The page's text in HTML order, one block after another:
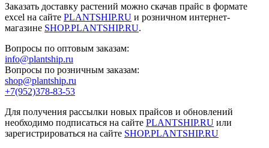
Заказать доставку растений можно скачав прайс в формате
excel на сайте PLANTSHIP.RU и розничном интернет-
магазине SHOP.PLANTSHIP.RU.
Вопросы по оптовым заказам:
info@plantship.ru
Вопросы по розничным заказам:
shop@plantship.ru
+7(952)378-83-53
Для получения рассылки новых прайсов и обновлений
необходимо подписаться на сайте PLANTSHIP.RU или
зарегистрироваться на сайте SHOP.PLANTSHIP.RU